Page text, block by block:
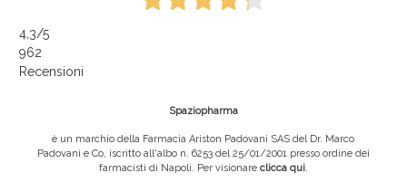
4,3/5
962
Recensioni
Spaziopharma
è un marchio della Farmacia Ariston Padovani SAS del Dr. Marco
Padovani e Co, iscritto all'albo n. 6253 del 25/01/2001 presso ordine dei
farmacisti di Napoli. Per visionare clicca qui.